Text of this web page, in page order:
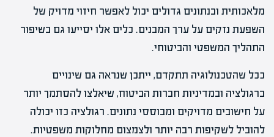
מלאכותית ובנתונים גדולים יכול לאפשר חיזוי מדויק של
השפעת נזקים על ערך המבנים. כלים אלו יסייעו גם בשיפור
התהליך המשפטי והביטוחי.
ככל שהטכנולוגיה תתקדם, ייתכן שנראה גם שינויים
ברגולציה ובמדיניות חברות הביטוח, שיאלצו להסתמך יותר
על חישובים מדויקים ומבוססי נתונים. רגולציה כזו יכולה
להוביל לשקיפות רבה יותר ולצמצום מחלוקות משפטיות.